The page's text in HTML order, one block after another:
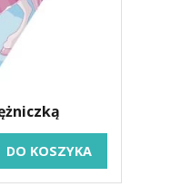
DO KOSZYKA